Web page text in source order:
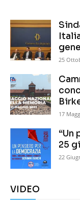
25
17
“Un
25
22
VIDEO